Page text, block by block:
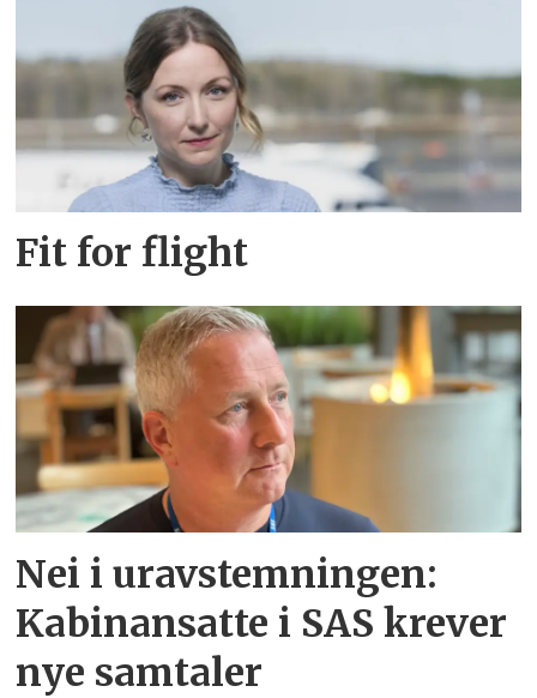
Fit for flight
Nei i uravstemningen:
Kabinansatte i SAS krever
nye samtaler